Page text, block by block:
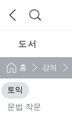
도 서
홈 강의
토익
문법·작문